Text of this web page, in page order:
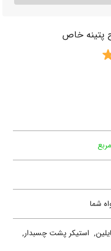
پتینه خاص
شما
استیکر پشت چسبدار,